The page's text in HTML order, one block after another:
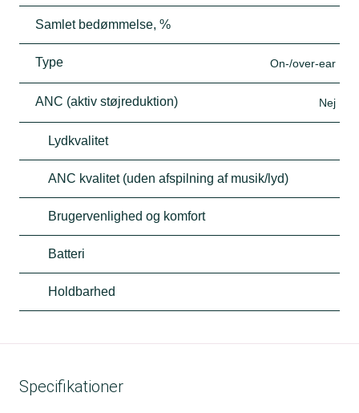
Samlet bedømmelse, %
Type On-/over-ear
ANC (aktiv støjreduktion) Nej
Lydkvalitet
ANC kvalitet (uden afspilning af musik/lyd)
Brugervenlighed og komfort
Batteri
Holdbarhed
Specifikationer